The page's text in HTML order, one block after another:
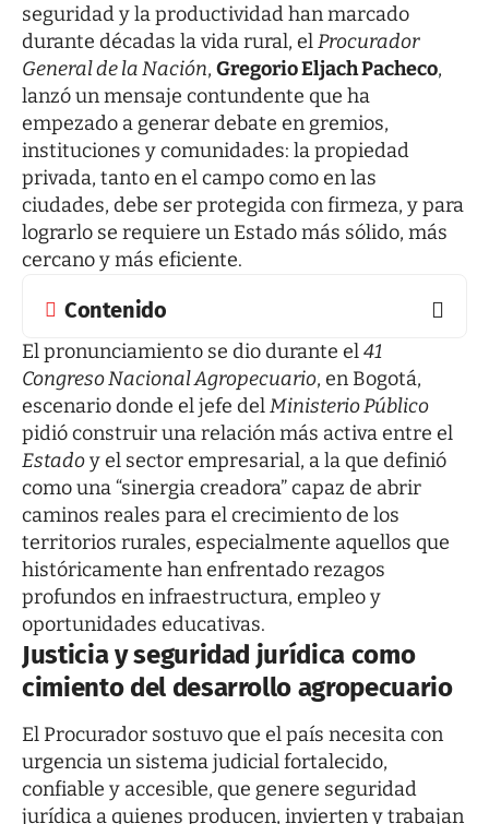
seguridad y la productividad han marcado
durante décadas la vida rural, elProcurador
General de la Nación, Gregorio Eljach Pacheco,
lanzó un mensaje contundente que ha
empezado a generar debate en gremios,
instituciones y comunidades: la propiedad
privada, tanto en el campo como en las
ciudades, debe ser protegida con firmeza, y para
lograrlo se requiere un Estado más sólido, más
cercano y más eficiente.
Contenido
El pronunciamiento se dio durante el41
Congreso Nacional Agropecuario, en Bogotá,
escenario donde el jefe delMinisterio Público
pidió construir una relación más activa entre el
Estadoy el sector empresarial, a la que definió
como una “sinergia creadora” capaz de abrir
caminos reales para el crecimiento de los
territorios rurales, especialmente aquellos que
históricamente han enfrentado rezagos
profundos en infraestructura, empleo y
oportunidades educativas.
Justicia y seguridad jurídica como
cimiento del desarrollo agropecuario
El Procurador sostuvo que el país necesita con
urgencia un sistema judicial fortalecido,
confiable y accesible, que genere seguridad
jurídica a quienes producen, invierten y trabajan